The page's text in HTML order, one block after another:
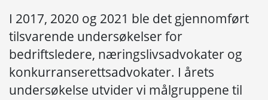
I 2017, 2020 og 2021 ble det gjennomført
tilsvarende undersøkelser for
bedriftsledere, næringslivsadvokater og
konkurranserettsadvokater. I årets
undersøkelse utvider vi målgruppene til